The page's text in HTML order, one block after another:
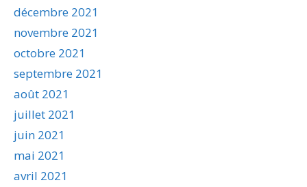
décembre 2021
novembre 2021
octobre 2021
septembre 2021
août 2021
juillet 2021
juin 2021
mai 2021
avril 2021